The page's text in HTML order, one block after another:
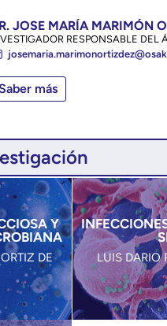
JOSE MARÍA MARIMÓN
RESPONSABLE DEL
Saber más
Y
DE
LUIS DARIO